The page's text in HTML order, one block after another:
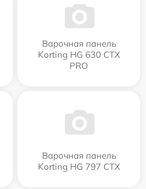
Варочная панель
Korting HG 630 CTX
PRO
Варочная панель
Korting HG 797 CTX